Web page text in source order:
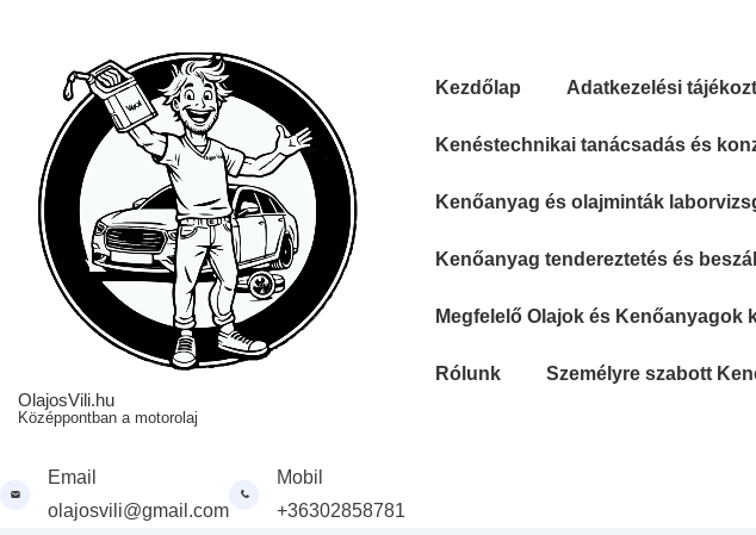
OlajosVili.hu
Középpontban a motorolaj
Kezdőlap Adatkezelési
Kenéstechnikai tanácsadás és
Kenőanyag és olajminták
Kenőanyag tendereztetés és
Megfelelő Olajok és Kenőanyagok
Rólunk Személyre szabott
Email
olajosvili@gmail.com
Mobil
+36302858781